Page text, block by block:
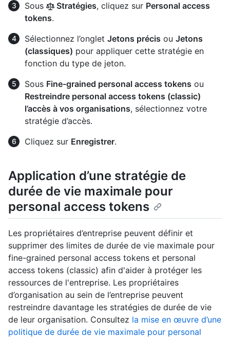
Sous
Stratégies, cliquez sur Personal access
tokens.
Sélectionnez l’onglet Jetons précis ou Jetons
(classiques) pour appliquer cette stratégie en
fonction du type de jeton.
Sous Fine-grained personal access tokens ou
Restreindre personal access tokens (classic)
l’accès à vos organisations, sélectionnez votre
stratégie d’accès.
Cliquez sur Enregistrer.
Application d’une stratégie de
durée de vie maximale pour
personal access tokens
Les propriétaires d’entreprise peuvent définir et
supprimer des limites de durée de vie maximale pour
fine-grained personal access tokens et personal
access tokens (classic) afin d'aider à protéger les
ressources de l'entreprise. Les propriétaires
d’organisation au sein de l’entreprise peuvent
restreindre davantage les stratégies de durée de vie
de leur organisation. Consultez la mise en œuvre d’une
politique de durée de vie maximale pour personal